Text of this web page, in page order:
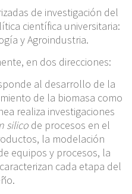
de investigación del
científica universitaria:
y Agroindustria.
en dos direcciones:
al desarrollo de la
de la biomasa como
realiza investigaciones
silico de procesos en el
la modelación
equipos y procesos, la
cada etapa del